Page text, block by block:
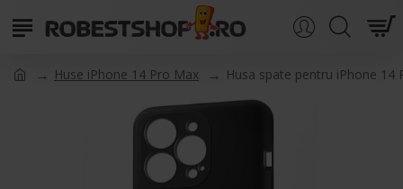
Huse iPhone 14 Pro Max Husa spate pentru iPhone 14